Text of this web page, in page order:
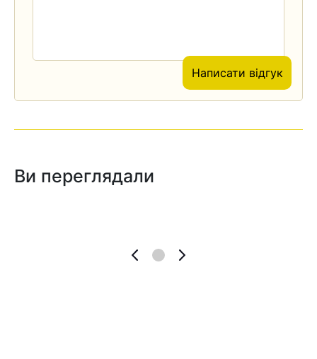
Написати відгук
Ви переглядали